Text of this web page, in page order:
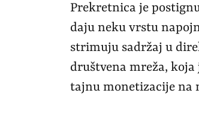
Prekretnica je
daju neku vrstu
strimuju sadržaj u
društvena mreža,
tajnu monetizacije na